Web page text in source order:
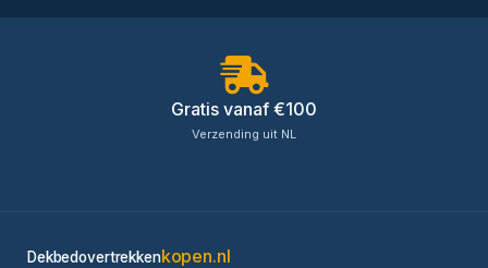
Gratis vanaf €100
Verzending uit NL
Dekbedovertrekkenkopen.nl